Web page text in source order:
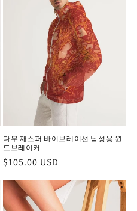
다무 재스퍼 바이브레이션 남성용 윈
드브레이커
정
$105.00 USD